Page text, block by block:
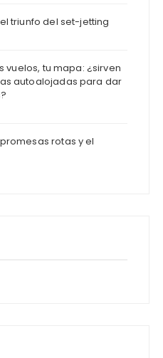
el triunfo del set-jetting
vuelos, tu mapa: ¿sirven
autoalojadas para dar
rotas y el